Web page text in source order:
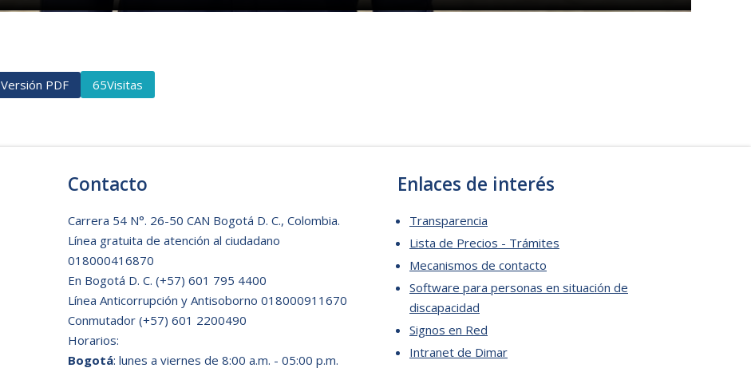
Versión PDF 65Visitas
Contacto
Carrera 54 N°. 26-50 CAN Bogotá D. C., Colombia.
Línea gratuita de atención al ciudadano
018000416870
En Bogotá D. C. (+57) 601 795 4400
Línea Anticorrupción y Antisoborno 018000911670
Conmutador (+57) 601 2200490
Horarios:
Bogotá: lunes a viernes de 8:00 a.m. - 05:00 p.m.
Enlaces de interés
Transparencia
Lista de Precios - Trámites
Mecanismos de contacto
Software para personas en situación de
discapacidad
Signos en Red
Intranet de Dimar